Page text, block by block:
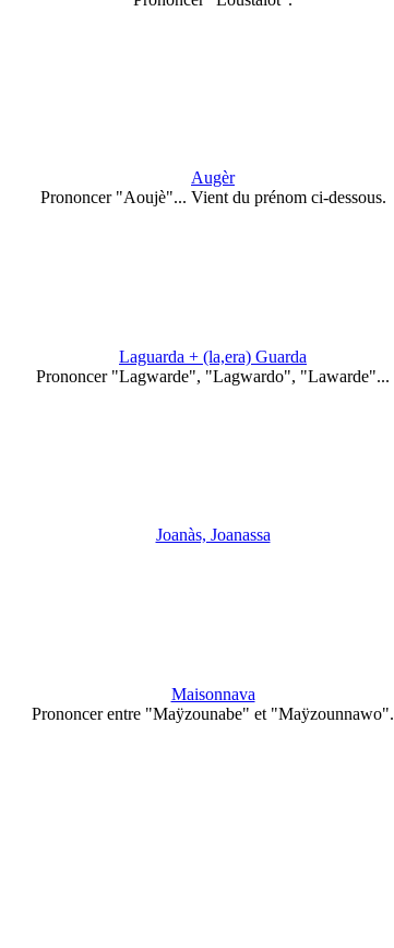
Augèr
Prononcer "Aoujè"... Vient du prénom ci-dessous.
Laguarda + (la,era) Guarda
Prononcer "Lagwarde", "Lagwardo", "Lawarde"...
Joanàs, Joanassa
Maisonnava
Prononcer entre "Maÿzounabe" et "Maÿzounnawo".